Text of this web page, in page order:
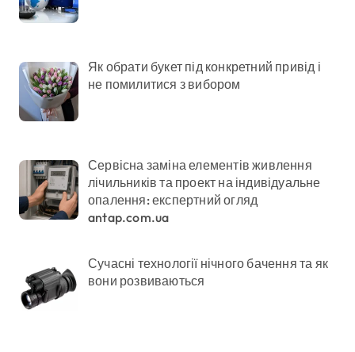
Як обрати букет під конкретний привід і
не помилитися з вибором
Сервісна заміна елементів живлення
лічильників та проект на індивідуальне
опалення: експертний огляд
antap.com.ua
Сучасні технології нічного бачення та як
вони розвиваються